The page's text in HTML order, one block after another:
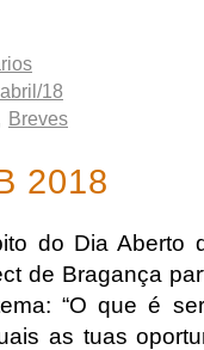
18
Breves
2018
do Dia Aberto
de Bragança
“O que é
as tuas